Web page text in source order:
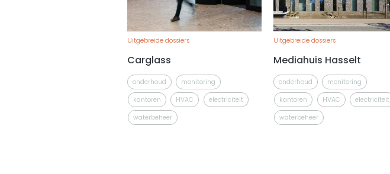
Uitgebreide dossiers
Carglass
onderhoud
monitoring
kantoren
HVAC
electriciteit
waterbeheer
Uitgebreide dossiers
Mediahuis Hasselt
onderhoud
monitoring
kantoren
HVAC
electriciteit
waterbeheer